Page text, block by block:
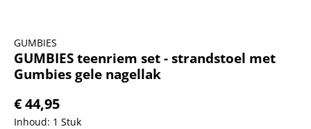
GUMBIES
GUMBIES teenriem set - strandstoel met
Gumbies gele nagellak
€ 44,95
Inhoud: 1 Stuk